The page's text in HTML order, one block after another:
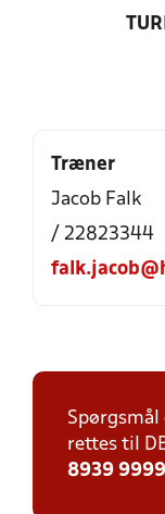
Træner
Jacob Falk
/ 22823344
Spørgsmål
rettes til
8939 9999